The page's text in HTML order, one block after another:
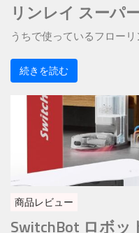
リンレイ スーパ
うちで使っているフロー
続きを読む
商品レビュー
SwitchBot ロボッ